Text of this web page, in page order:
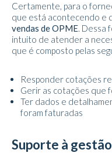
Certamente, para o
que está acontecendo e
vendas de OPME. Dessa
intuito de atender a
que é composto pelas
Responder cotações
Gerir as cotações que
Ter dados e
foram faturadas
Suporte à gestão